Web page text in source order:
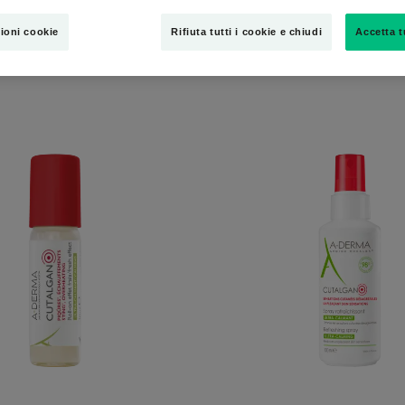
ultra-
lenitivo
cookie Rifiuta tutti i cookie e chiudi Accetta